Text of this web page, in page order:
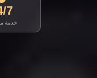
7
خدمة